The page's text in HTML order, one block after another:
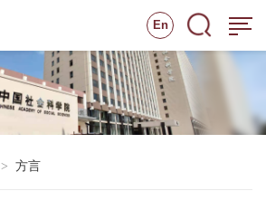
En
> 方言